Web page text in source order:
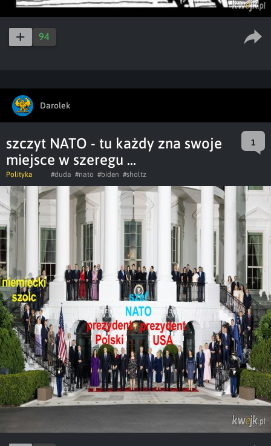
94
Darolek
szczyt NATO - tu każdy zna swoje
miejsce w szeregu ...
1
Polityka #duda #nato #biden #sholtz